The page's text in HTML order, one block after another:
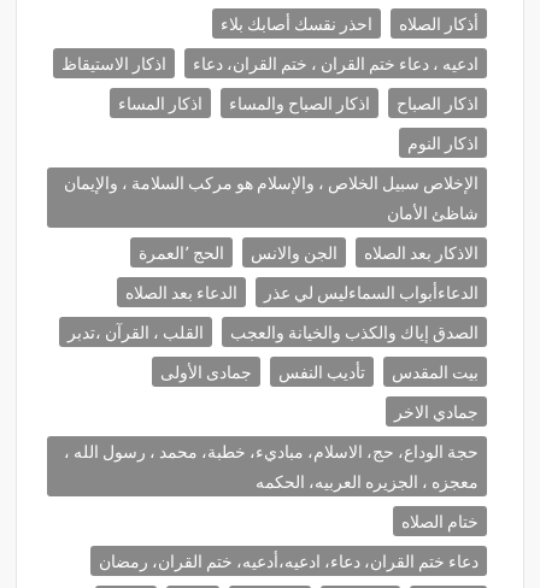
أذكار الصلاه
احذر نقسك أصابك بلاء
ادعيه ، دعاء ختم القران ، ختم القران، دعاء
اذكار الاستيقاظ
اذكار الصباح
اذكار الصباح والمساء
اذكار المساء
اذكار النوم
الإخلاص سبيل الخلاص ، والإسلام هو مركب السلامة ، والإيمان
شاظئ الأمان
الاذكار بعد الصلاه
الجن والانس
الحج ٬العمرة
الدعاءأبواب السماءليس لي عذر
الدعاء بعد الصلاه
الصدق إياك والكذب والخيانة والعجب
القلب ، القرآن ،تدبر
بيت المقدس
تأديب النفس
جمادى الأولى
جمادي الاخر
حجة الوداع، حج، الاسلام، مباديء، خطبة، محمد ، رسول الله ،
معجزه ، الجزيره العربيه، الحكمه
ختام الصلاه
دعاء ختم القران، دعاء، ادعيه،أدعيه، ختم القران، رمضان